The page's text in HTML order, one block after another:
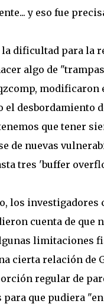
y eso fue
la dificultad para la
algo de
desbordamiento
que tener
de nuevas
tres 'buffer
los investigadores
cuenta de
limitaciones
cierta relación de
regular de
para que pudiera